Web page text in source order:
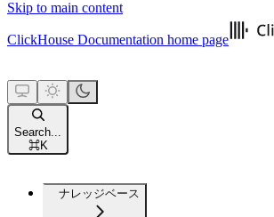
Skip to main content
ClickHouse Documentation home page
Search...
⌘K
ナレッジベース